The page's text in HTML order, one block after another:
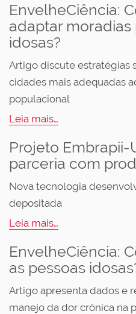
EnvelheCiência:
adaptar moradias
idosas?
Artigo discute estratégias
cidades mais adequadas
populacional
Leia mais…
Projeto Embrapii-
parceria com
Nova tecnologia
depositada
Leia mais…
EnvelheCiência:
as pessoas
Artigo apresenta dados e
manejo da dor crônica na